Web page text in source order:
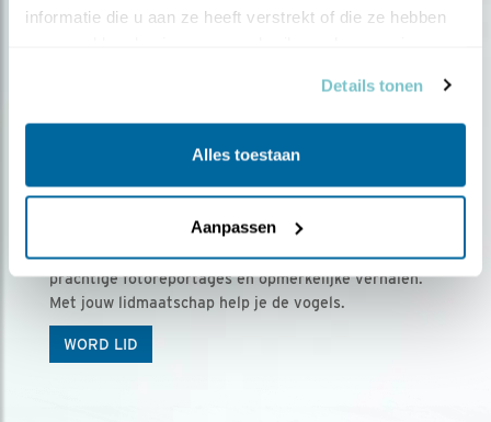
informatie die u aan ze heeft verstrekt of die ze hebben
Details tonen
Alles toestaan
Aanpassen
Ontvang 5 x Vogels voor € 36,00 per jaar
Vogels is het tijdschrift voor onze leden, met
prachtige fotoreportages en opmerkelijke verhalen.
Met jouw lidmaatschap help je de vogels.
WORD LID